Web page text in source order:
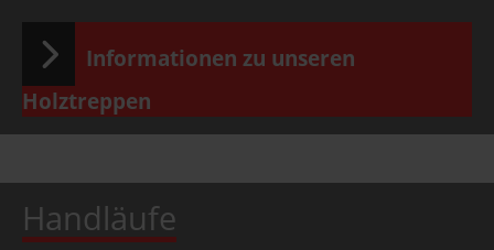
Informationen zu unseren
Holztreppen
Handläufe